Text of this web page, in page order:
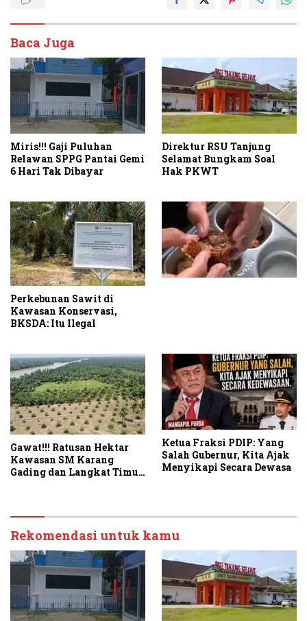
Baca Juga
Miris!!! Gaji Puluhan
Relawan SPPG Pantai Gemi
6 Hari Tak Dibayar
Direktur RSU Tanjung
Selamat Bungkam Soal
Hak PKWT
Perkebunan Sawit di
Kawasan Konservasi,
BKSDA: Itu Ilegal
Gawat!!! Ratusan Hektar
Kawasan SM Karang
Gading dan Langkat Timur
Ketua Fraksi PDIP: Yang
Salah Gubernur, Kita Ajak
Menyikapi Secara Dewasa
Rekomendasi untuk kamu